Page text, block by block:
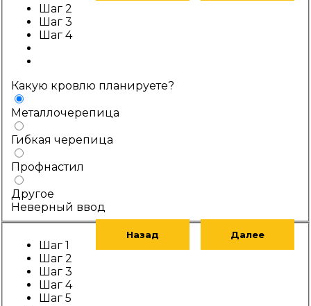
Шаг 2
Шаг 3
Шаг 4
Какую кровлю планируете?
Металлочерепица
Гибкая черепица
Профнастил
Другое
Неверный ввод
Назад Далее
Шаг 1
Шаг 2
Шаг 3
Шаг 4
Шаг 5